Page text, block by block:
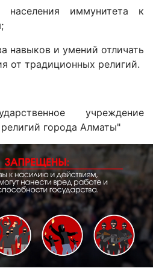
иммунитета к
навыков и умений отличать
от традиционных религий.
учреждение
города Алматы"